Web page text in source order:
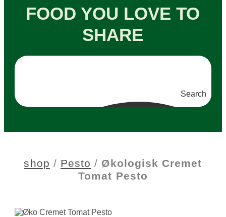
FOOD YOU LOVE TO
SHARE
Search
shop / Pesto / Økologisk Cremet
Tomat Pesto